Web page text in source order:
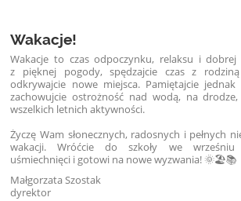
Wakacje!
Wakacje to czas odpoczynku, relaksu i dobrej
z pięknej pogody, spędzajcie czas z
odkrywajcie nowe miejsca. Pamiętajcie
zachowujcie ostrożność nad wodą, na
wszelkich letnich aktywności.
Życzę Wam słonecznych, radosnych i pełnych
wakacji. Wróćcie do szkoły we wrześniu
uśmiechnięci i gotowi na nowe wyzwania! 🌞🏖️📚
Małgorzata Szostak
dyrektor